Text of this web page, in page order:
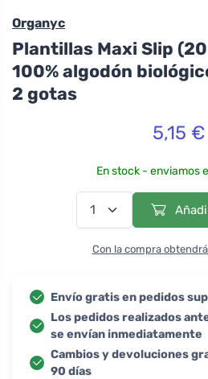
Organyc
Plantillas Maxi Slip
100% algodón
2 gotas
5,15 €
En stock - enviamos
Con la compra obtendrá
Envío gratis en pedidos
Los pedidos realizados
se envían inmediatamente
Cambios y devoluciones
90 días